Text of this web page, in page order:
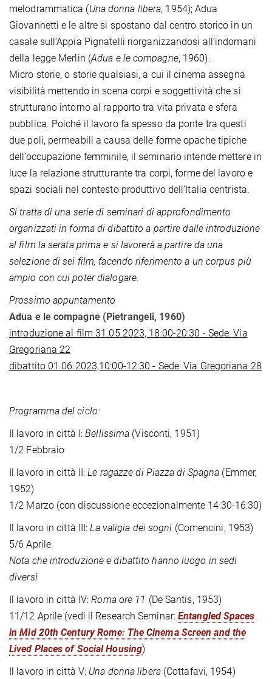
melodrammatica (Una donna libera, 1954); Adua
Giovannetti e le altre si spostano dal centro storico in un
casale sull’Appia Pignatelli riorganizzandosi all’indomani
della legge Merlin (Adua e le compagne, 1960).
Micro storie, o storie qualsiasi, a cui il cinema assegna
visibilità mettendo in scena corpi e soggettività che si
strutturano intorno al rapporto tra vita privata e sfera
pubblica. Poiché il lavoro fa spesso da ponte tra questi
due poli, permeabili a causa delle forme opache tipiche
dell’occupazione femminile, il seminario intende mettere in
luce la relazione strutturante tra corpi, forme del lavoro e
spazi sociali nel contesto produttivo dell’Italia centrista.
Si tratta di una serie di seminari di approfondimento
organizzati in forma di dibattito a partire dalle introduzione
al film la serata prima e si lavorerà a partire da una
selezione di sei film, facendo riferimento a un corpus più
ampio con cui poter dialogare.
Prossimo appuntamento
Adua e le compagne (Pietrangeli, 1960)
introduzione al film 31.05.2023, 18:00-20:30 - Sede: Via
Gregoriana 22
dibattito 01.06.2023,10:00-12:30 - Sede: Via Gregoriana 28
Programma del ciclo:
Il lavoro in città I: Bellissima (Visconti, 1951)
1/2 Febbraio
Il lavoro in città II: Le ragazze di Piazza di Spagna (Emmer,
1952)
1/2 Marzo (con discussione eccezionalmente 14:30-16:30)
Il lavoro in città III: La valigia dei sogni (Comencini, 1953)
5/6 Aprile
Nota che introduzione e dibattito hanno luogo in sedi
diversi
Il lavoro in città IV: Roma ore 11 (De Santis, 1953)
11/12 Aprile (vedi il Research Seminar: Entangled Spaces
in Mid 20th Century Rome: The Cinema Screen and the
Lived Places of Social Housing)
Il lavoro in città V: Una donna libera(Cottafavi, 1954)